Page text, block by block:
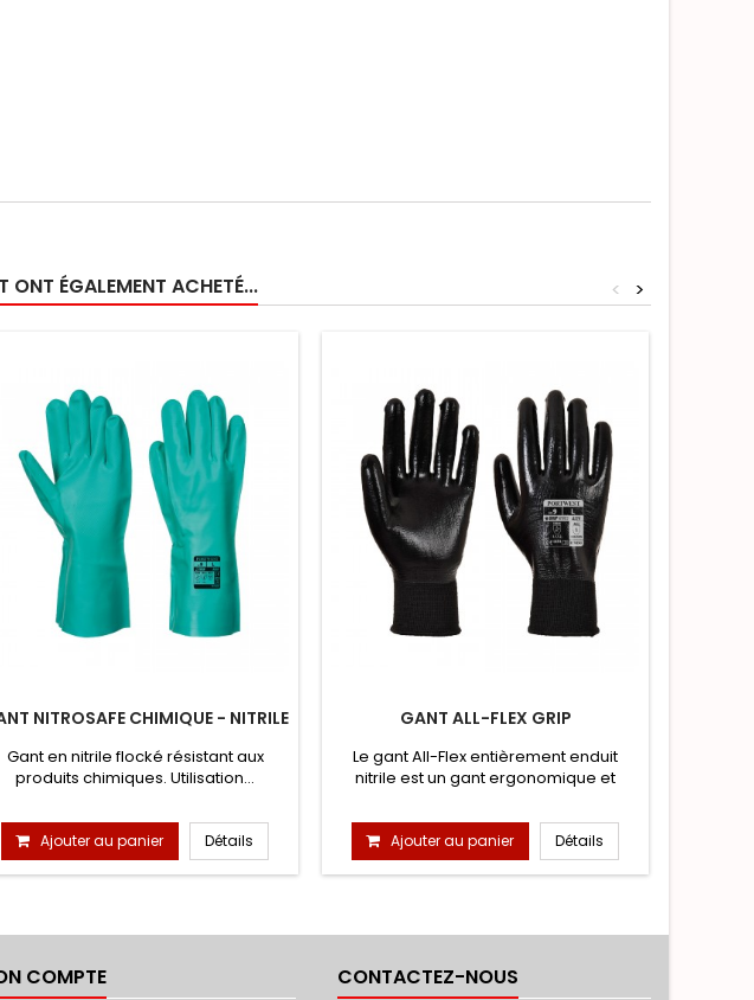
ONT ÉGALEMENT ACHETÉ... >
<
NITROSAFE CHIMIQUE - NITRILE
Gant en nitrile flocké résistant aux
produits chimiques. Utilisation...
Ajouter au panier Détails
GANT ALL-FLEX GRIP
Le gant All-Flex entièrement enduit
nitrile est un gant ergonomique et
Ajouter au panier Détails
COMPTE CONTACTEZ-NOUS